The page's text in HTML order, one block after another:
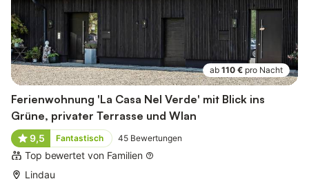
ab 110 € pro Nacht
Ferienwohnung 'La Casa Nel Verde' mit Blick ins
Grüne, privater Terrasse und Wlan
9,5 Fantastisch 45 Bewertungen
Top bewertet von Familien
Lindau